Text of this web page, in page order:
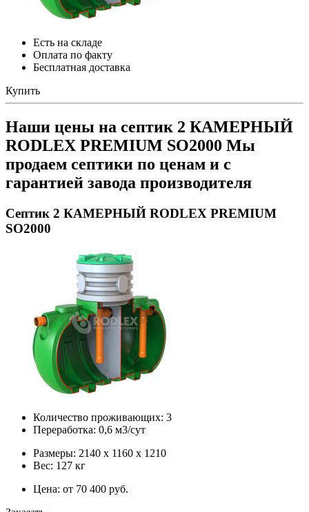
Есть на складе
Оплата по факту
Бесплатная доставка
Купить
Наши цены на септик 2 КАМЕРНЫЙ
RODLEX PREMIUM SO2000 Мы
продаем септики по ценам и с
гарантией завода производителя
Септик 2 КАМЕРНЫЙ RODLEX PREMIUM
SO2000
Количество проживающих: 3
Переработка: 0,6 м3/сут
Размеры: 2140 х 1160 х 1210
Вес: 127 кг
Цена: от 70 400 руб.